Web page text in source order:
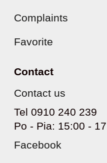
Complaints
Favorite
Contact
Contact us
Tel 0910 240 239
Po - Pia: 15:00 -
Facebook